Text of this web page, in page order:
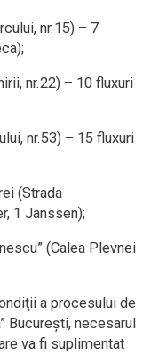
nr.15) – 7
nr.22) – 10 fluxuri
nr.53) – 15 fluxuri
(Strada
1 Janssen);
(Calea Plevnei
a procesului de
Bucureşti, necesarul
va fi suplimentat